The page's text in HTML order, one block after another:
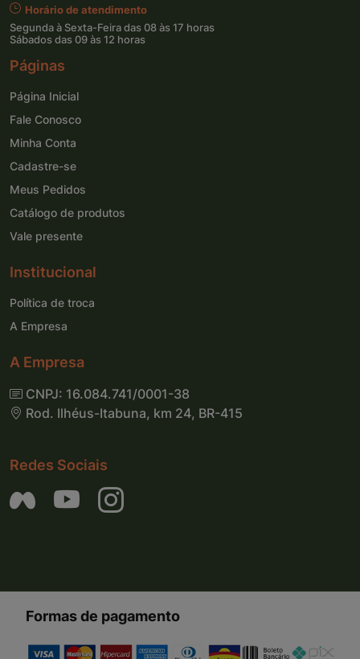
Horário de atendimento
Segunda à Sexta-Feira das 08 às 17 horas
Sábados das 09 às 12 horas
Páginas
Página Inicial
Fale Conosco
Minha Conta
Cadastre-se
Meus Pedidos
Catálogo de produtos
Vale presente
Institucional
Política de troca
A Empresa
A Empresa
CNPJ: 16.084.741/0001-38
Rod. Ilhéus-Itabuna, km 24, BR-415
Redes Sociais
Formas de pagamento